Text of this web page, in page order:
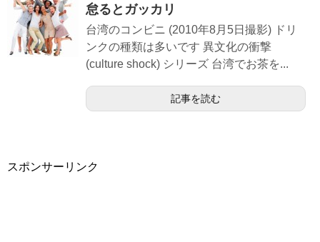
怠るとガッカリ
台湾のコンビニ (2010年8月5日撮影) ドリ
ンクの種類は多いです 異文化の衝撃
(culture shock) シリーズ 台湾でお茶を...
記事を読む
スポンサーリンク